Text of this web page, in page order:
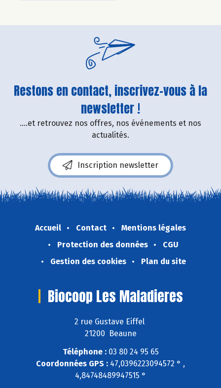
Restons en contact, inscrivez-vous à la
newsletter !
....et retrouvez nos offres, nos événements et nos
actualités.
Inscription newsletter
Accueil Contact
Mentions légales
Protection des données
CGU
Gestion des cookies
Plan du site
Biocoop Les Maladieres
2 rue Gustave Eiffel
21200 Beaune
Téléphone :03 80 24 95 65
Coordonnées GPS : 47,0396223094572 ° ,
4,84748489947515 °